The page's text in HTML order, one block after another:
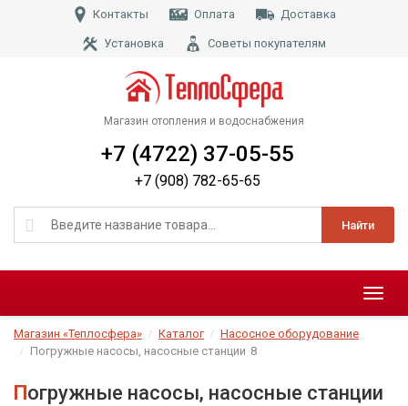
Контакты Оплата Доставка
Установка Советы покупателям
Магазин отопления и водоснабжения
Найти
+7 (4722) 37-05-55
+7 (908) 782-65-65
Меню
Магазин «Теплосфера» Каталог
Насосное оборудование
Погружные насосы, насосные станции 8
Погружные насосы, насосные станции